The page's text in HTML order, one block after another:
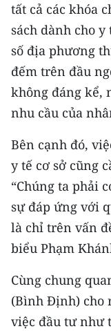
Video
Media Chính trị
Media Kinh tế
Media Văn hóa
Media Pháp luật
Media Du lịch
Media Thế giới
Media Thể thao
Media Giáo dục
Media Y tế
tất cả các khóa
sách dành cho
số địa phương
đếm trên đầu
không đáng kể,
nhu cầu của
Bên cạnh đó,
y tế cơ sở cũng
“Chúng ta phải
sự đáp ứng với
là chỉ trên vấn
biểu Phạm
Cùng chung
(Bình Định) cho
việc đầu tư như